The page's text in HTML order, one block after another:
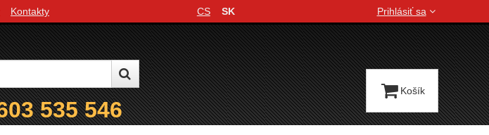
Kontakty
Jazyková verzia
CS SK Prihlásiť sa
535 546
Košík